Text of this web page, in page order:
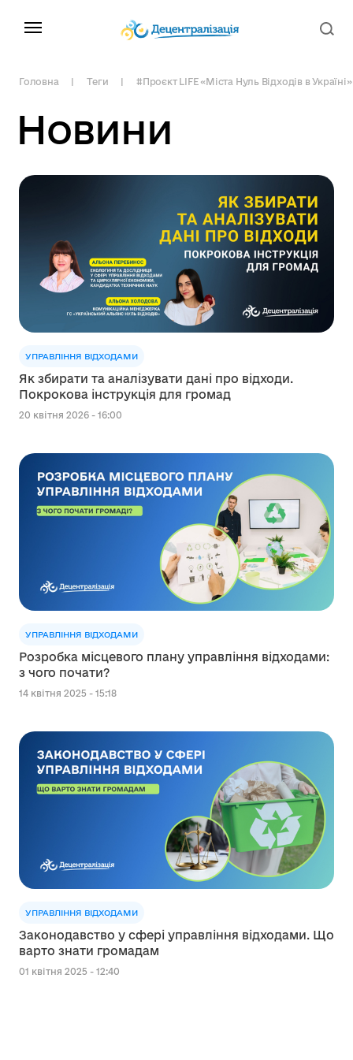
Головна Теги #Проєкт LIFE «‎Міста Нуль Відходів в Україні»
Новини
УПРАВЛІННЯ ВІДХОДАМИ
Як збирати та аналізувати дані про відходи.
Покрокова інструкція для громад
20 квітня 2026 - 16:00
УПРАВЛІННЯ ВІДХОДАМИ
Розробка місцевого плану управління відходами:
з чого почати?
14 квітня 2025 - 15:18
УПРАВЛІННЯ ВІДХОДАМИ
Законодавство у сфері управління відходами. Що
варто знати громадам
01 квітня 2025 - 12:40